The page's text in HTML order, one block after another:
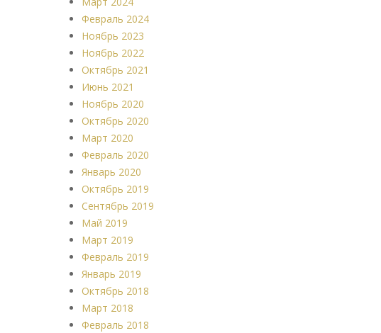
Февраль 2024
Ноябрь 2023
Ноябрь 2022
Октябрь 2021
Июнь 2021
Ноябрь 2020
Октябрь 2020
Март 2020
Февраль 2020
Январь 2020
Октябрь 2019
Сентябрь 2019
Май 2019
Март 2019
Февраль 2019
Январь 2019
Октябрь 2018
Март 2018
Февраль 2018